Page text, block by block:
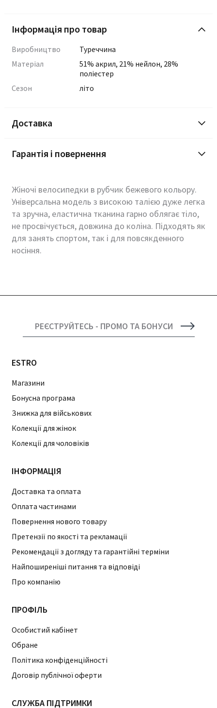
Інформація про товар
Виробництво
Туреччина
Матеріал
51% акрил, 21% нейлон, 28%
поліестер
Сезон
літо
Доставка
Гарантія і повернення
Жіночі велосипедки в рубчик бежевого кольору.
Універсальна модель з високою талією дуже легка
та зручна, еластична тканина гарно облягає тіло,
не просвічується, довжина до коліна. Підходять як
для занять спортом, так і для повсякденного
носіння.
РЕЄСТРУЙТЕСЬ - ПРОМО ТА БОНУСИ
ESTRO
Магазини
Бонусна програма
Знижка для військових
Колекції для жінок
Колекції для чоловіків
ІНФОРМАЦІЯ
Доставка та оплата
Оплата частинами
Повернення нового товару
Претензії по якості та рекламації
Рекомендації з догляду та гарантійні терміни
Найпоширеніші питання та відповіді
Про компанію
ПРОФІЛЬ
Особистий кабінет
Обране
Політика конфіденційності
Договір публічної оферти
СЛУЖБА ПІДТРИМКИ